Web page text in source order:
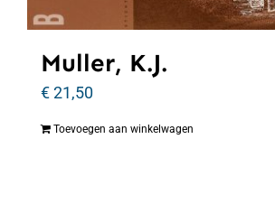
Muller, K.J.
€21,50
Toevoegen aan winkelwagen